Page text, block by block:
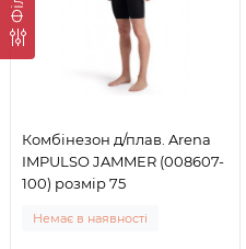
Комбінезон д/плав. Arena
IMPULSO JAMMER (008607-
100) розмір 75
Немає в наявності